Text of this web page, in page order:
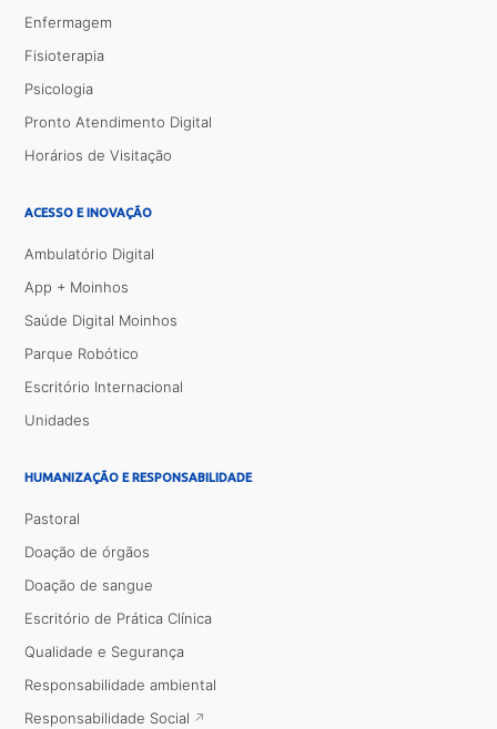
Enfermagem
Fisioterapia
Psicologia
Pronto Atendimento Digital
Horários de Visitação
ACESSO E INOVAÇÃO
Ambulatório Digital
App + Moinhos
Saúde Digital Moinhos
Parque Robótico
Escritório Internacional
Unidades
HUMANIZAÇÃO E RESPONSABILIDADE
Pastoral
Doação de órgãos
Doação de sangue
Escritório de Prática Clínica
Qualidade e Segurança
Responsabilidade ambiental
Responsabilidade Social